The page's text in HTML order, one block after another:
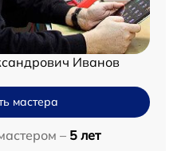
Иванов
мастера
– 5 лет